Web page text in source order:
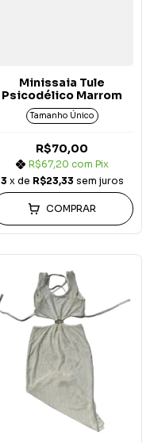
Minissaia Tule
Psicodélico Marrom
Tamanho Único
R$70,00
R$67,20 com Pix
3 x de R$23,33 sem juros
COMPRAR